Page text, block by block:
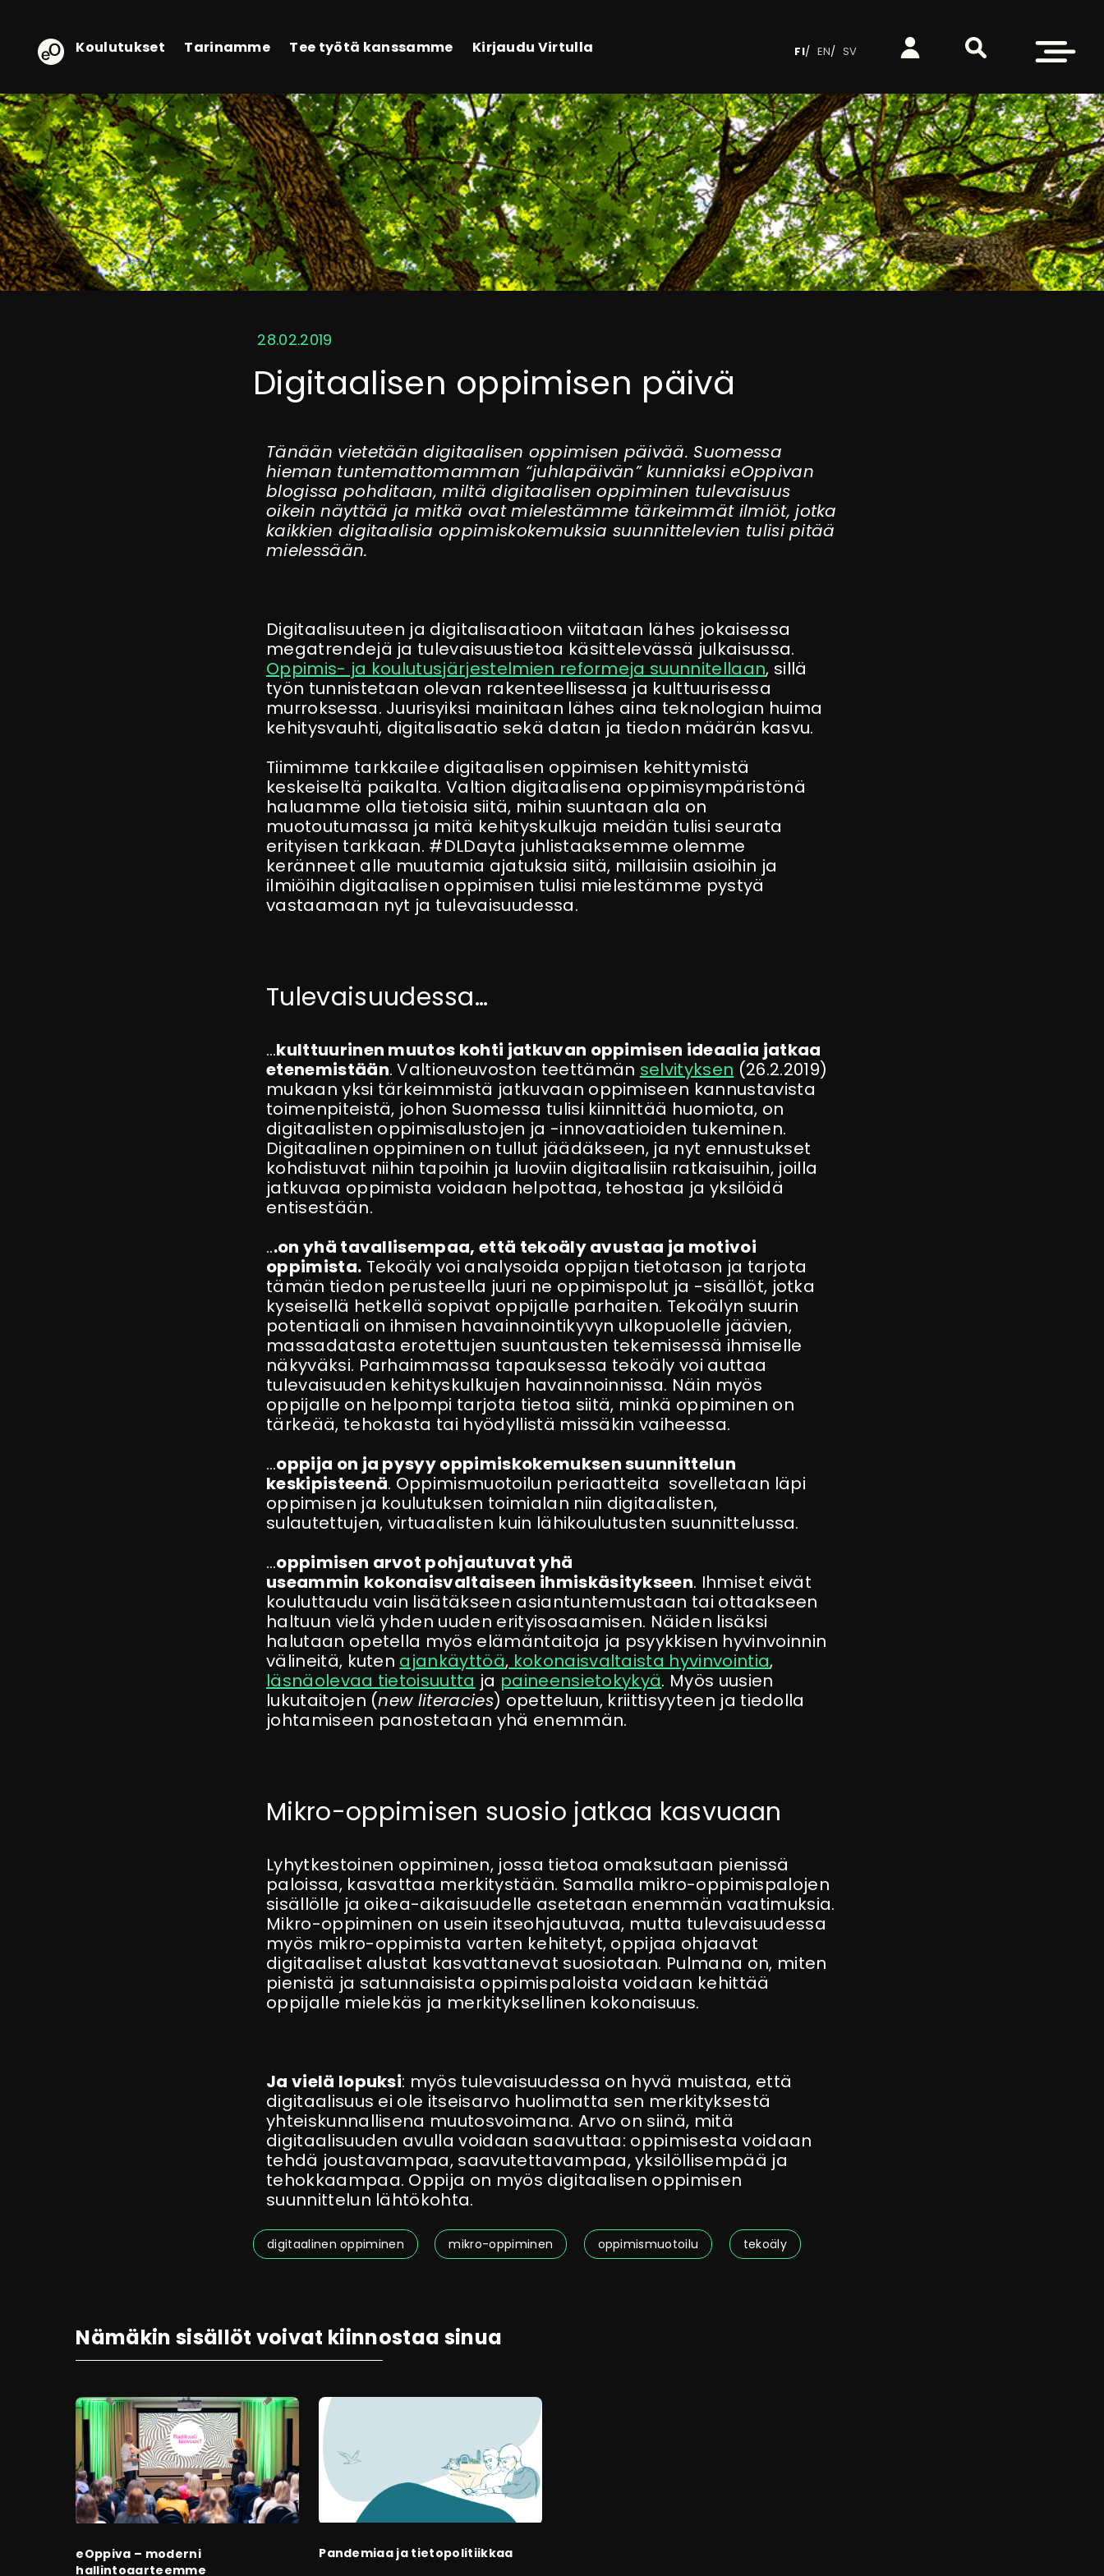
eOppiva - Etusivulle
Koulutukset Tarinamme Tee työtä kanssamme Kirjaudu Virtulla FI EN SV
Kirjaudu Etsi sivustoltaAvaa valikko
28.02.2019
Digitaalisen oppimisen päivä
Tänään vietetään digitaalisen oppimisen päivää. Suomessa
hieman tuntemattomamman “juhlapäivän” kunniaksi eOppivan
blogissa pohditaan, miltä digitaalisen oppiminen tulevaisuus
oikein näyttää ja mitkä ovat mielestämme tärkeimmät ilmiöt, jotka
kaikkien digitaalisia oppimiskokemuksia suunnittelevien tulisi pitää
mielessään.
Digitaalisuuteen ja digitalisaatioon viitataan lähes jokaisessa
megatrendejä ja tulevaisuustietoa käsittelevässä julkaisussa.
Oppimis- ja koulutusjärjestelmien reformeja suunnitellaan, sillä
työn tunnistetaan olevan rakenteellisessa ja kulttuurisessa
murroksessa. Juurisyiksi mainitaan lähes aina teknologian huima
kehitysvauhti, digitalisaatio sekä datan ja tiedon määrän kasvu.
Tiimimme tarkkailee digitaalisen oppimisen kehittymistä
keskeiseltä paikalta. Valtion digitaalisena oppimisympäristönä
haluamme olla tietoisia siitä, mihin suuntaan ala on
muotoutumassa ja mitä kehityskulkuja meidän tulisi seurata
erityisen tarkkaan. #DLDayta juhlistaaksemme olemme
keränneet alle muutamia ajatuksia siitä, millaisiin asioihin ja
ilmiöihin digitaalisen oppimisen tulisi mielestämme pystyä
vastaamaan nyt ja tulevaisuudessa.
Tulevaisuudessa…
…kulttuurinen muutos kohti jatkuvan oppimisen ideaalia jatkaa
etenemistään. Valtioneuvoston teettämän selvityksen (26.2.2019)
mukaan yksi tärkeimmistä jatkuvaan oppimiseen kannustavista
toimenpiteistä, johon Suomessa tulisi kiinnittää huomiota, on
digitaalisten oppimisalustojen ja -innovaatioiden tukeminen.
Digitaalinen oppiminen on tullut jäädäkseen, ja nyt ennustukset
kohdistuvat niihin tapoihin ja luoviin digitaalisiin ratkaisuihin, joilla
jatkuvaa oppimista voidaan helpottaa, tehostaa ja yksilöidä
entisestään.
...on yhä tavallisempaa, että tekoäly avustaa ja motivoi
oppimista. Tekoäly voi analysoida oppijan tietotason ja tarjota
tämän tiedon perusteella juuri ne oppimispolut ja -sisällöt, jotka
kyseisellä hetkellä sopivat oppijalle parhaiten. Tekoälyn suurin
potentiaali on ihmisen havainnointikyvyn ulkopuolelle jäävien,
massadatasta erotettujen suuntausten tekemisessä ihmiselle
näkyväksi. Parhaimmassa tapauksessa tekoäly voi auttaa
tulevaisuuden kehityskulkujen havainnoinnissa. Näin myös
oppijalle on helpompi tarjota tietoa siitä, minkä oppiminen on
tärkeää, tehokasta tai hyödyllistä missäkin vaiheessa.
…oppija on ja pysyy oppimiskokemuksen suunnittelun
keskipisteenä. Oppimismuotoilun periaatteita sovelletaan läpi
oppimisen ja koulutuksen toimialan niin digitaalisten,
sulautettujen, virtuaalisten kuin lähikoulutusten suunnittelussa.
…oppimisen arvot pohjautuvat yhä
useammin kokonaisvaltaiseen ihmiskäsitykseen. Ihmiset eivät
kouluttaudu vain lisätäkseen asiantuntemustaan tai ottaakseen
haltuun vielä yhden uuden erityisosaamisen. Näiden lisäksi
halutaan opetella myös elämäntaitoja ja psyykkisen hyvinvoinnin
välineitä, kuten ajankäyttöä, kokonaisvaltaista hyvinvointia,
läsnäolevaa tietoisuutta ja paineensietokykyä. Myös uusien
lukutaitojen (new literacies) opetteluun, kriittisyyteen ja tiedolla
johtamiseen panostetaan yhä enemmän.
Mikro-oppimisen suosio jatkaa kasvuaan
Lyhytkestoinen oppiminen, jossa tietoa omaksutaan pienissä
paloissa, kasvattaa merkitystään. Samalla mikro-oppimispalojen
sisällölle ja oikea-aikaisuudelle asetetaan enemmän vaatimuksia.
Mikro-oppiminen on usein itseohjautuvaa, mutta tulevaisuudessa
myös mikro-oppimista varten kehitetyt, oppijaa ohjaavat
digitaaliset alustat kasvattanevat suosiotaan. Pulmana on, miten
pienistä ja satunnaisista oppimispaloista voidaan kehittää
oppijalle mielekäs ja merkityksellinen kokonaisuus.
Ja vielä lopuksi: myös tulevaisuudessa on hyvä muistaa, että
digitaalisuus ei ole itseisarvo huolimatta sen merkityksestä
yhteiskunnallisena muutosvoimana. Arvo on siinä, mitä
digitaalisuuden avulla voidaan saavuttaa: oppimisesta voidaan
tehdä joustavampaa, saavutettavampaa, yksilöllisempää ja
tehokkaampaa. Oppija on myös digitaalisen oppimisen
suunnittelun lähtökohta.
digitaalinen oppiminen mikro-oppiminen oppimismuotoilu tekoäly
Nämäkin sisällöt voivat kiinnostaa sinua
eOppiva – moderni
hallintoaarteemme
Pandemiaa ja tietopolitiikkaa